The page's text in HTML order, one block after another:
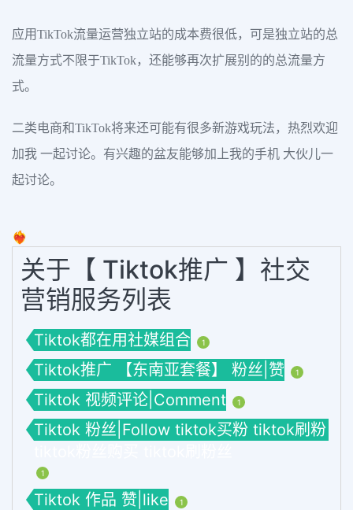
应用TikTok流量运营独立站的成本费很低，可是独立站的总
流量方式不限于TikTok，还能够再次扩展别的的总流量方
式。
二类电商和TikTok将来还可能有很多新游戏玩法，热烈欢迎
加我 一起讨论。有兴趣的盆友能够加上我的手机 大伙儿一
起讨论。
❤️‍🔥
关于【 Tiktok推广 】社交
营销服务列表
Tiktok都在用社媒组合 1
Tiktok推广 【东南亚套餐】 粉丝|赞 1
Tiktok 视频评论|Comment 1
Tiktok 粉丝|Follow tiktok买粉 tiktok刷粉
1
Tiktok 作品 赞|like 1